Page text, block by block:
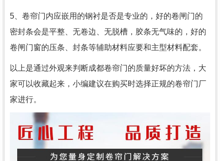
5、卷帘门内应嵌用的钢衬是否是专业的，好的卷闸门的
密封条会是平整、无卷边、无脱槽，胶条无气味的，好的
卷闸门窗的压条、封条等辅助材料应要和主型材料配套。
以上是通过外观来判断成都卷帘门的质量好坏的方法，大
家可以收藏起来，小编建议在购买时选择正规的卷帘门厂
家进行。